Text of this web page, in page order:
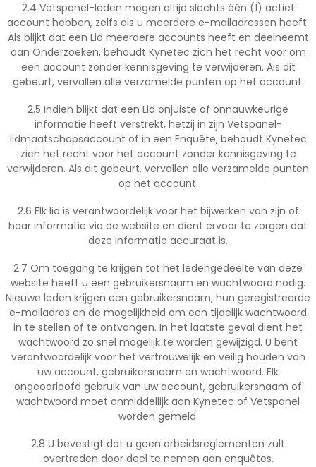
2.4 Vetspanel-leden mogen altijd slechts één (1) actief
account hebben, zelfs als u meerdere e-mailadressen heeft.
Als blijkt dat een Lid meerdere accounts heeft en deelneemt
aan Onderzoeken, behoudt Kynetec zich het recht voor om
een account zonder kennisgeving te verwijderen. Als dit
gebeurt, vervallen alle verzamelde punten op het account.
2.5 Indien blijkt dat een Lid onjuiste of onnauwkeurige
informatie heeft verstrekt, hetzij in zijn Vetspanel-
lidmaatschapsaccount of in een Enquête, behoudt Kynetec
zich het recht voor het account zonder kennisgeving te
verwijderen. Als dit gebeurt, vervallen alle verzamelde punten
op het account.
2.6 Elk lid is verantwoordelijk voor het bijwerken van zijn of
haar informatie via de website en dient ervoor te zorgen dat
deze informatie accuraat is.
2.7 Om toegang te krijgen tot het ledengedeelte van deze
website heeft u een gebruikersnaam en wachtwoord nodig.
Nieuwe leden krijgen een gebruikersnaam, hun geregistreerde
e-mailadres en de mogelijkheid om een tijdelijk wachtwoord
in te stellen of te ontvangen. In het laatste geval dient het
wachtwoord zo snel mogelijk te worden gewijzigd. U bent
verantwoordelijk voor het vertrouwelijk en veilig houden van
uw account, gebruikersnaam en wachtwoord. Elk
ongeoorloofd gebruik van uw account, gebruikersnaam of
wachtwoord moet onmiddellijk aan Kynetec of Vetspanel
worden gemeld.
2.8 U bevestigt dat u geen arbeidsreglementen zult
overtreden door deel te nemen aan enquêtes.